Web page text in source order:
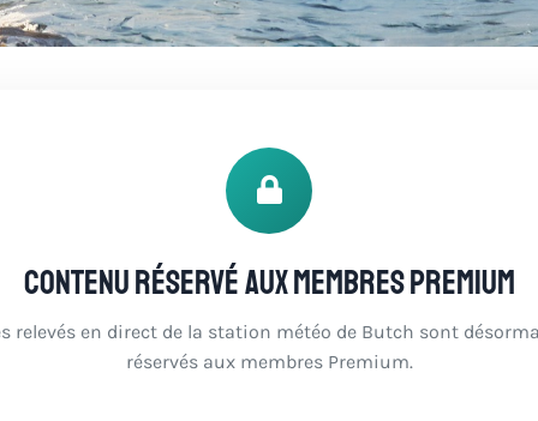
Contenu réservé aux membres Premium
relevés en direct de la station météo de Butch sont
réservés aux membres Premium.